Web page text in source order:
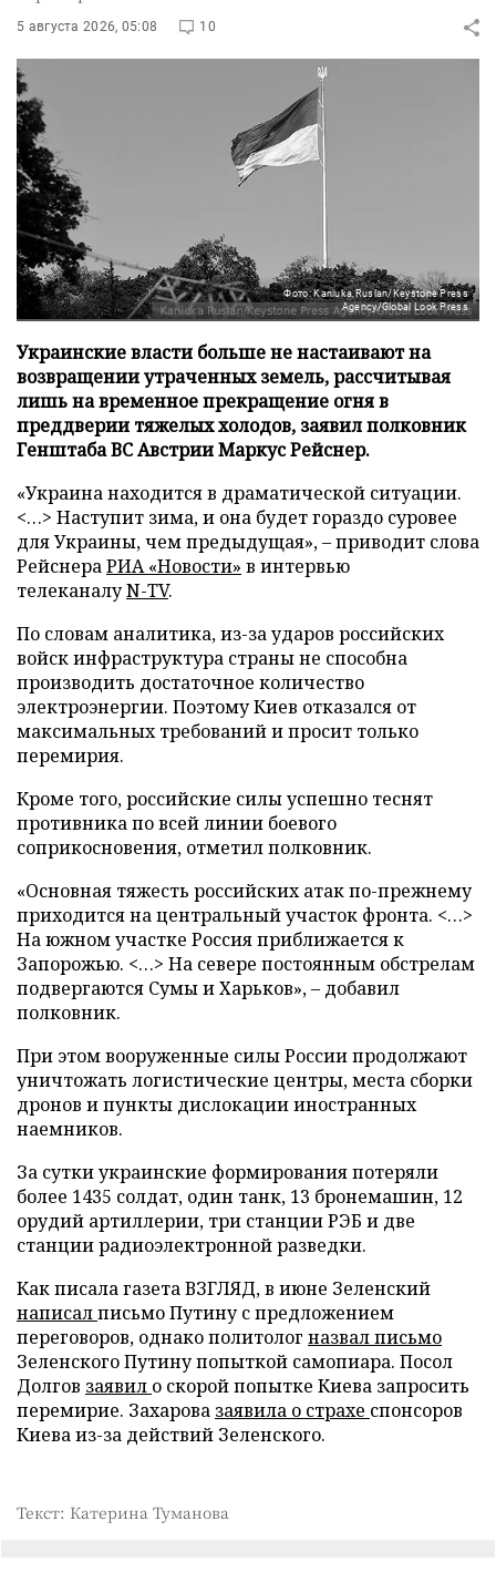
5 августа 2026, 05:08 10
Фото: Kaniuka Ruslan/Keystone Press
Agency/Global Look Press
Украинские власти больше не настаивают на
возвращении утраченных земель, рассчитывая
лишь на временное прекращение огня в
преддверии тяжелых холодов, заявил полковник
Генштаба ВС Австрии Маркус Рейснер.
«Украина находится в драматической ситуации.
<…> Наступит зима, и она будет гораздо суровее
для Украины, чем предыдущая», – приводит слова
РейснераРИА «Новости» в интервью
телеканалуN-TV.
По словам аналитика, из-за ударов российских
войск инфраструктура страны не способна
производить достаточное количество
электроэнергии. Поэтому Киев отказался от
максимальных требований и просит только
перемирия.
Кроме того, российские силы успешно теснят
противника по всей линии боевого
соприкосновения, отметил полковник.
«Основная тяжесть российских атак по-прежнему
приходится на центральный участок фронта. <…>
На южном участке Россия приближается к
Запорожью. <…> На севере постоянным обстрелам
подвергаются Сумы и Харьков», – добавил
полковник.
При этом вооруженные силы России продолжают
уничтожать логистические центры, места сборки
дронов и пункты дислокации иностранных
наемников.
За сутки украинские формирования потеряли
более 1435 солдат, один танк, 13 бронемашин, 12
орудий артиллерии, три станции РЭБ и две
станции радиоэлектронной разведки.
Как писала газета ВЗГЛЯД, в июне Зеленский
написалписьмо Путину с предложением
переговоров, однако политолог назвал письмо
Зеленского Путину попыткой самопиара. Посол
Долгов заявил о скорой попытке Киева запросить
перемирие. Захарова заявила о страхе спонсоров
Киева из-за действий Зеленского.
Текст: Катерина Туманова